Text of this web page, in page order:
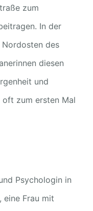
zum
In der
des
diesen
und
zum ersten Mal
Psychologin in
eine Frau mit